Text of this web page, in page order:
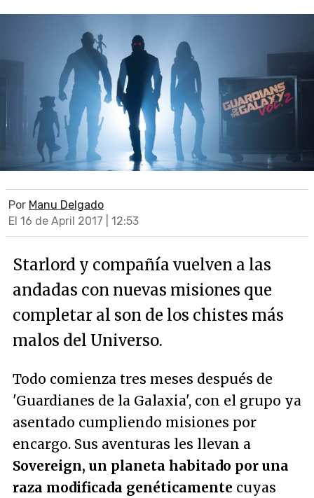
Por Manu Delgado
El 16 de April 2017 | 12:53
Starlord y compañía vuelven a las
andadas con nuevas misiones que
completar al son de los chistes más
malos del Universo.
Todo comienza tres meses después de
'Guardianes de la Galaxia', con el grupo ya
asentado cumpliendo misiones por
encargo. Sus aventuras les llevan a
Sovereign, un planeta habitado por una
raza modificada genéticamente cuyas